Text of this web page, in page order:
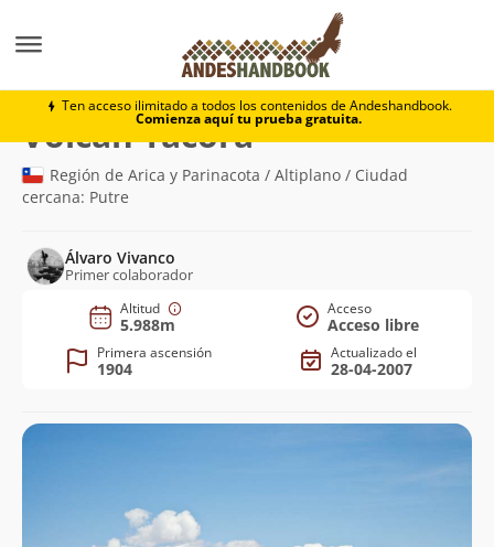
Ten acceso ilimitado a todos los contenidos de Andeshandbook.
Comienza aquí tu prueba gratuita.
Volcán Tacora
Volcán Tacora(5.988m)
Región de Arica y Parinacota / Altiplano / Ciudad
cercana: Putre
Álvaro Vivanco
Primer colaborador
Altitud
5.988m
Acceso
Acceso libre
Primera ascensión
1904
Actualizado el
28-04-2007